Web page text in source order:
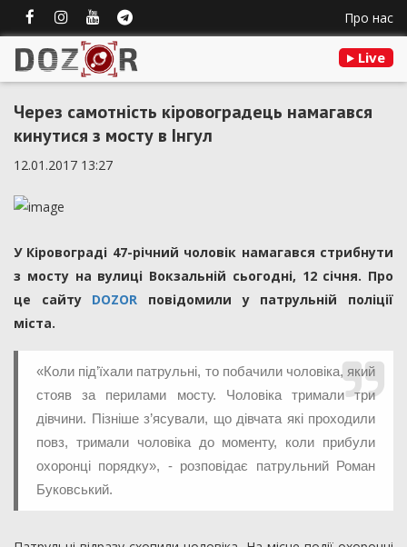
Про нас
Live
Через самотність кіровоградець намагався
кинутися з мосту в Інгул
12.01.2017 13:27
У Кіровограді 47-річний чоловік намагався стрибнути
з мосту на вулиці Вокзальній сьогодні, 12 січня. Про
це сайту DOZOR повідомили у патрульній поліції
міста.
«Коли під’їхали патрульні, то побачили чоловіка, який
стояв за перилами мосту. Чоловіка тримали три
дівчини. Пізніше з’ясували, що дівчата які проходили
повз, тримали чоловіка до моменту, коли прибули
охоронці порядку», - розповідає патрульний Роман
Буковський.